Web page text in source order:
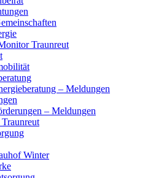
Traunreut
– Meldungen
– Meldungen
Winter